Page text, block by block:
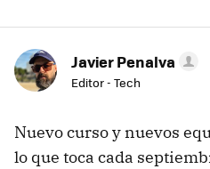
Javier Penalva
Editor - Tech
Nuevo curso y nuevos
lo que toca cada